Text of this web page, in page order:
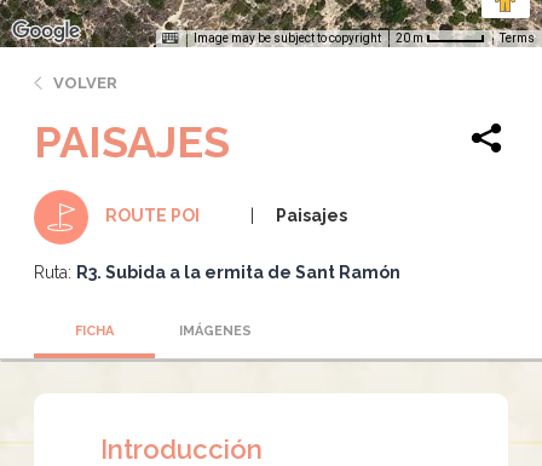
Image may be subject to copyright 20 m Terms
VOLVER
PAISAJES
ROUTE POI Paisajes
Ruta: R3. Subida a la ermita de Sant Ramón
FICHA IMÁGENES
Introducción